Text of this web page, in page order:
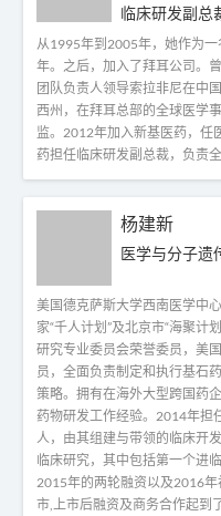
临床研发副总
从1995年到2005年，她作为
年。之后，加入了拜耳公司。
团队负责人领导索拉非尼在中
西州，在拜耳总部的全球医学
监。2012年加入新基医药，任
药担任临床研发副总裁，负责
杨建新
医学与分子遗
美国德克萨斯大学西南医学中
家“千人计划”及北京市“海聚计
研究专业委员会荣誉委员，美
员，全面负责制定和执行基石
策略。拥有在海外大型跨国药
药物研发工作经验。2014年担
人，由其组建与带领的临床开
临床研究，其中包括第一个进
2015年的两轮融资以及2016
市,上市后融资及商务合作起到